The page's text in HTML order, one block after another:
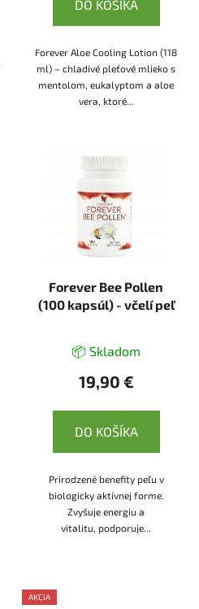
DO KOŠÍKA
Forever Aloe Cooling Lotion (118
ml) – chladivé pleťové mlieko s
mentolom, eukalyptom a aloe
vera, ktoré...
Forever Bee Pollen
(100 kapsúl) - včelí peľ
📦 Skladom
19,90 €
DO KOŠÍKA
Prirodzené benefity peľu v
biologicky aktívnej forme.
Zvyšuje energiu a
vitalitu, podporuje...
AKCIA